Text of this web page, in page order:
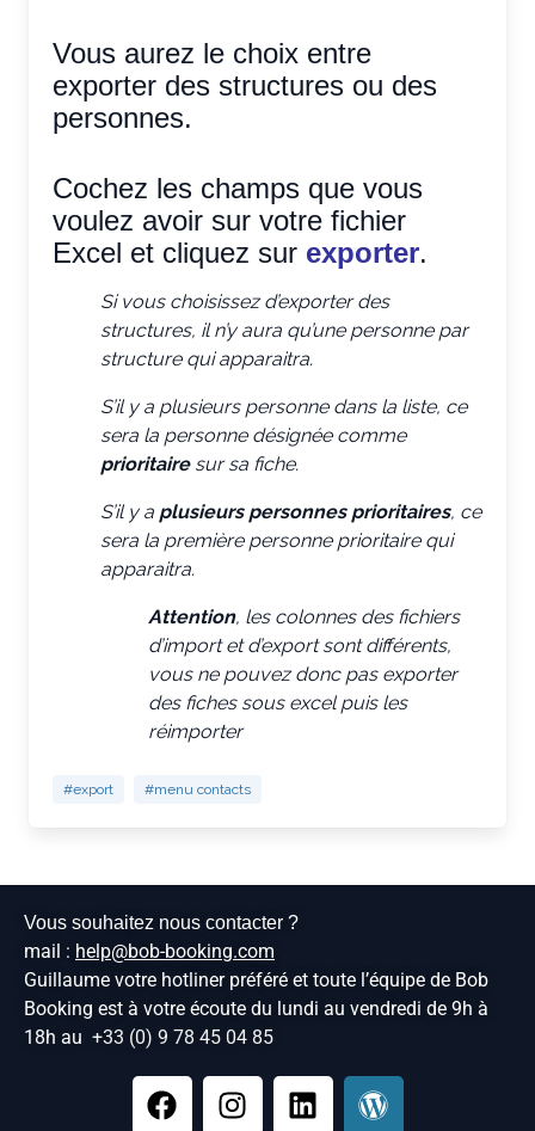
Vous aurez le choix entre
exporter des structures ou des
personnes.
Cochez les champs que vous
voulez avoir sur votre fichier
Excel et cliquez sur exporter.
Si vous choisissez d’exporter des
structures, il n’y aura qu’une personne par
structure qui apparaitra.
S’il y a plusieurs personne dans la liste, ce
sera la personne désignée comme
prioritairesur sa fiche.
S’il y a plusieurs personnes prioritaires, ce
sera la première personne prioritaire qui
apparaitra.
Attention, les colonnes des fichiers
d’import et d’export sont différents,
vous ne pouvez donc pas exporter
des fiches sous excel puis les
réimporter
#export #menu contacts
Vous souhaitez nous contacter ?
mail : help@bob-booking.com
Guillaume votre hotliner préféré et toute l’équipe de Bob
Booking est à votre écoute du lundi au vendredi de 9h à
18h au +33 (0) 9 78 45 04 85